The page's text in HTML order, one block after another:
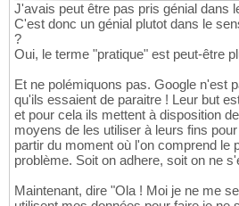
J'avais peut être pas pris génial dans
C'est donc un génial plutot dans le
?
Oui, le terme "pratique" est peut-être
Et ne polémiquons pas. Google n'est
qu'ils essaient de paraitre ! Leur but
et pour cela ils mettent à disposition
moyens de les utiliser à leurs fins
partir du moment où l'on comprend le
problème. Soit on adhere, soit on ne
Maintenant, dire "Ola ! Moi je ne me